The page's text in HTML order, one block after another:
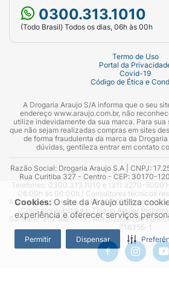
Cookies:O site da Araujo utiliza
experiência e oferecer serviços
Permitir Dispensar
0300.313.1010
(Todo Brasil) Todos os dias, 06h às 00h
Termo de Uso
Portal da
Covid-19
Código de Ética e
A Drogaria Araujo S/A informa que o seu
endereço www.araujo.com.br, não
utilize indevidamente da sua marca. Para
que não sejam realizadas compras em sites
de forma fraudulenta da marca da
dúvidas, gentileza entrar em contato
Razão Social: Drogaria Araujo S.A | CNPJ:
Rua Curitiba 327 - Centro - CEP: 30170-
Telefones: 0300.313.1010 e (31) 3270-5000
06:00h às 00:00h | Consultores técnicos
Azevedo Guimarães – CRF 10.965 | Yasmin
Consultor substituto: Thiago Aguiar
Sanitário: 2025020713 | Autorização de
7.16355-1